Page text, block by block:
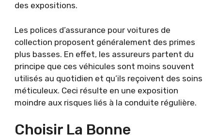
des expositions.
Les polices d’assurance pour voitures de
collection proposent généralement des primes
plus basses. En effet, les assureurs partent du
principe que ces véhicules sont moins souvent
utilisés au quotidien et qu’ils reçoivent des soins
méticuleux. Ceci résulte en une exposition
moindre aux risques liés à la conduite régulière.
Choisir La Bonne